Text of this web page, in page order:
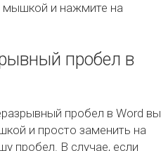
мышкой и нажмите на
пробел в
пробел в Word вы
и просто заменить на
пробел. В случае, если